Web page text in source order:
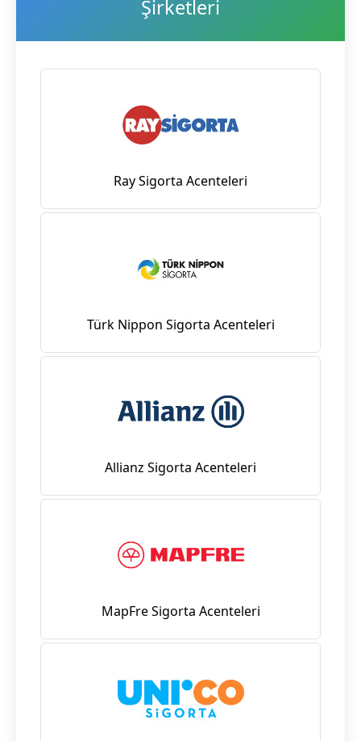
Şirketleri
Ray Sigorta Acenteleri
Türk Nippon Sigorta Acenteleri
Allianz Sigorta Acenteleri
MapFre Sigorta Acenteleri